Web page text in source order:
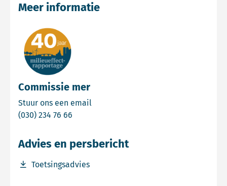
Commissie mer
Stuur ons een email
(030) 234 76 66
Meer informatie
Advies en persbericht
Toetsingsadvies
Download bestand Toetsingsadvies